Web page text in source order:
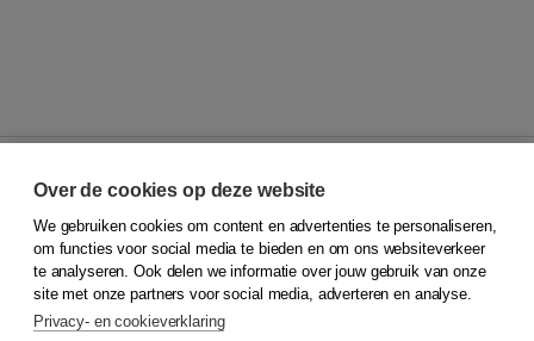
© 2026Koninklijke Boom uitgevers
Klantenservice
Service & informatie
Contact
Over de cookies op deze website
We gebruiken cookies om content en advertenties te personaliseren,
om functies voor social media te bieden en om ons websiteverkeer
te analyseren. Ook delen we informatie over jouw gebruik van onze
site met onze partners voor social media, adverteren en analyse.
Privacy- en cookieverklaring